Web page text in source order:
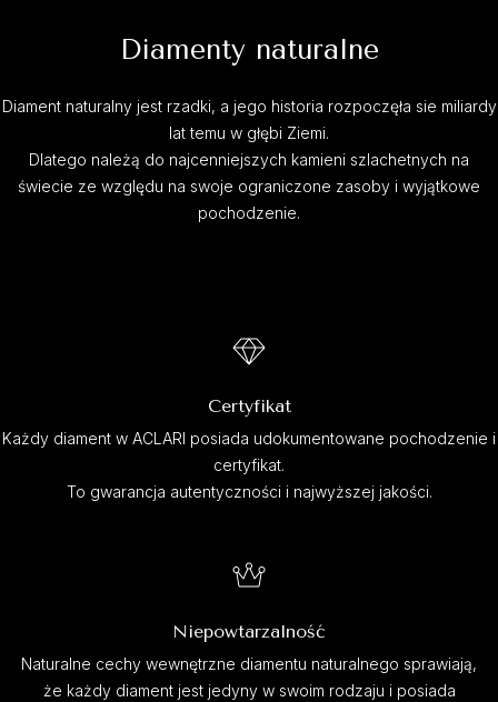
Diamenty naturalne
Diament naturalny jest rzadki, a jego historia rozpoczęła sie miliardy
lat temu w głębi Ziemi.
Dlatego należą do najcenniejszych kamieni szlachetnych na
świecie ze względu na swoje ograniczone zasoby i wyjątkowe
pochodzenie.
Certyfikat
Każdy diament w ACLARI posiada udokumentowane pochodzenie i
certyfikat.
To gwarancja autentyczności i najwyższej jakości.
Niepowtarzalność
Naturalne cechy wewnętrzne diamentu naturalnego sprawiają,
że każdy diament jest jedyny w swoim rodzaju i posiada